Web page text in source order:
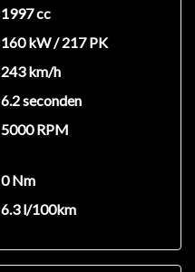
1997 cc
160 kW / 217 PK
243 km/h
6.2 seconden
5000 RPM
0 Nm
6.3 l/100km